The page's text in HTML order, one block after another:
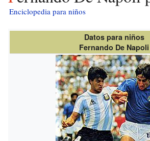
Enciclopedia para niños
Datos para niños
Fernando De Napoli